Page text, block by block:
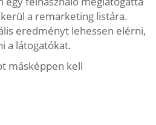
a remarketing listára.
eredményt lehessen elérni,
a látogatókat.
másképpen kell